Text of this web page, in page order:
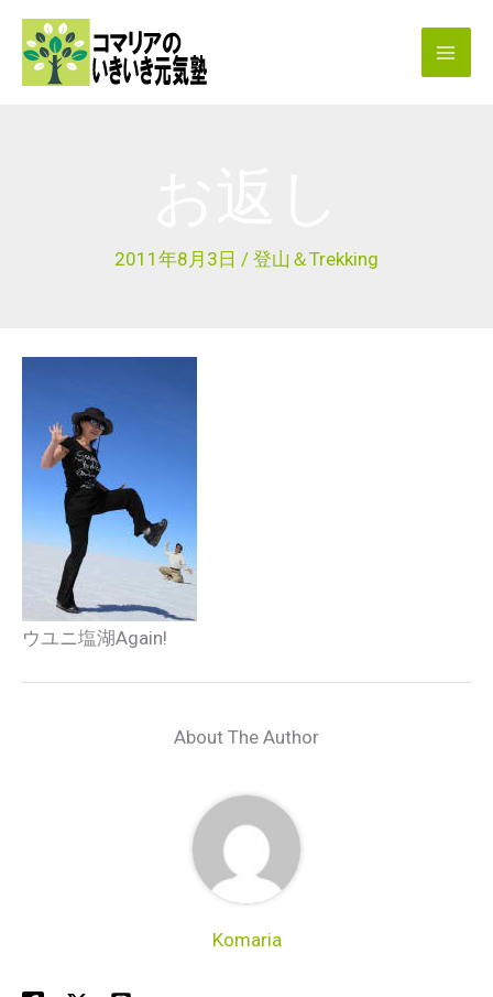
2011年8月3日 / 登山＆Trekking
ウユニ塩湖Again!
About The Author
Komaria